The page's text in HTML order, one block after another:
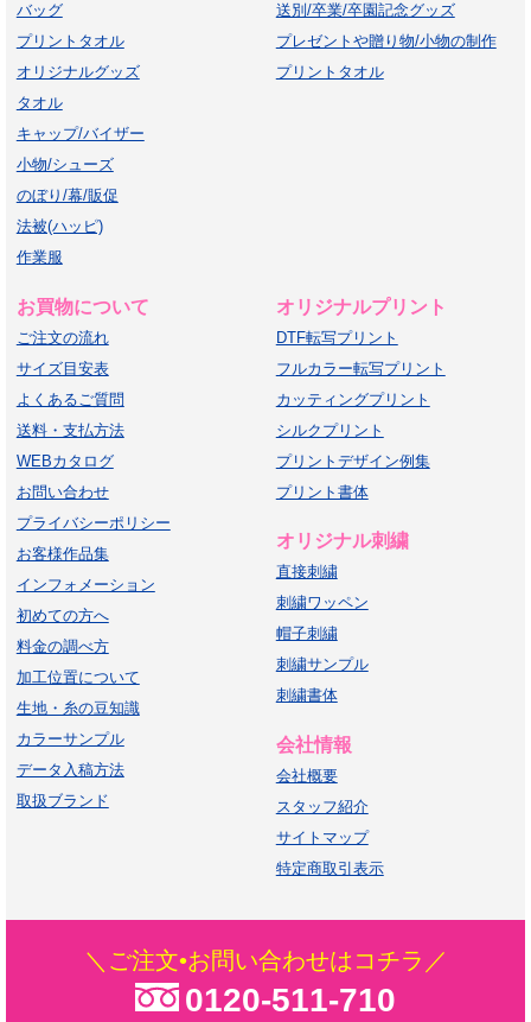
バッグ
プリントタオル
オリジナルグッズ
タオル
キャップ/バイザー
小物/シューズ
のぼり/幕/販促
法被(ハッピ)
作業服
送別/卒業/卒園記念グッズ
プレゼントや贈り物/小物の制作
プリントタオル
お買物について
ご注文の流れ
サイズ目安表
よくあるご質問
送料・支払方法
WEBカタログ
お問い合わせ
プライバシーポリシー
お客様作品集
インフォメーション
初めての方へ
料金の調べ方
加工位置について
生地・糸の豆知識
カラーサンプル
データ入稿方法
取扱ブランド
オリジナルプリント
DTF転写プリント
フルカラー転写プリント
カッティングプリント
シルクプリント
プリントデザイン例集
プリント書体
オリジナル刺繍
直接刺繍
刺繍ワッペン
帽子刺繍
刺繍サンプル
刺繍書体
会社情報
会社概要
スタッフ紹介
サイトマップ
特定商取引表示
＼ご注文•お問い合わせはコチラ／
0120-511-710